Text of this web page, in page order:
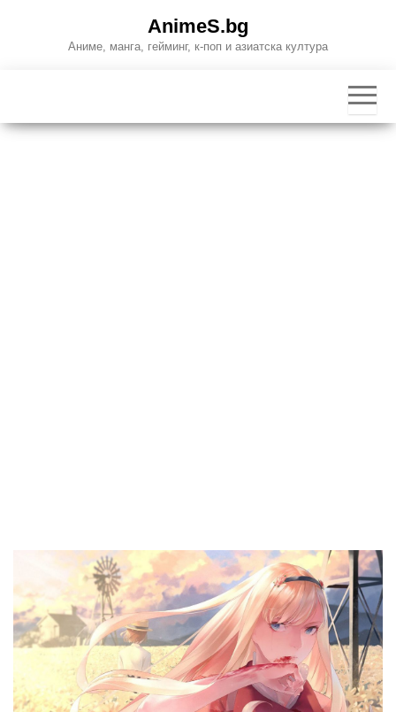
AnimeS.bg
Аниме, манга, гейминг, к-поп и азиатска култура